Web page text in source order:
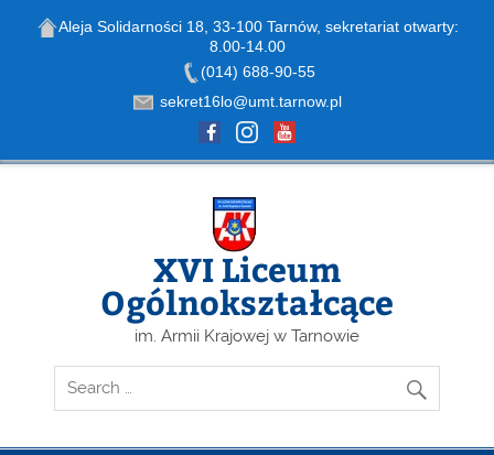
Aleja Solidarności 18, 33-100 Tarnów, sekretariat otwarty:
8.00-14.00
(014) 688-90-55
sekret16lo@umt.tarnow.pl
Skip
XVI Liceum
Ogólnokształcące
im. Armii Krajowej w Tarnowie